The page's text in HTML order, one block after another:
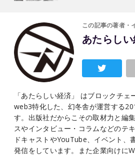
この記事の著者・
あたらし
「あたらしい経済」 はブロックチェ
web3特化した、幻冬舎が運営する
す。出版社だからこその取材力と編
スやインタビュー・コラムなどのテ
ドキャストやYouTube、イベント、
発信をしています。また企業向けに